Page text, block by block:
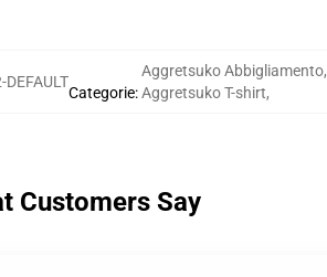
Categorie:
Aggretsuko Abbigliamento,
Aggretsuko T-shirt,
Customers Say